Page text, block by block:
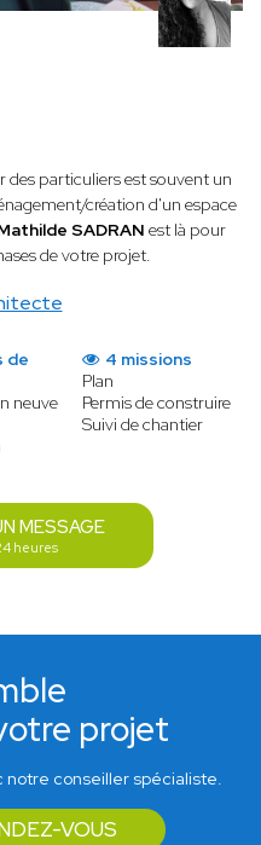
particuliers est souvent un
création d'un espace
SADRAN est là pour
de votre projet.
de
neuve
4 missions
Plan
Permis de construire
Suivi de chantier
MESSAGE
heures
projet
notre conseiller spécialiste.
VOUS